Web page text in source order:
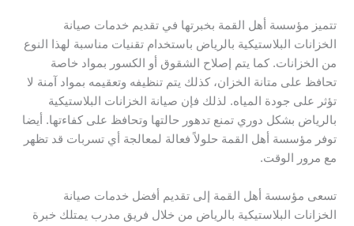
تتميز مؤسسة أهل القمة بخبرتها في تقديم خدمات صيانة
الخزانات البلاستيكية بالرياض باستخدام تقنيات مناسبة لهذا النوع
من الخزانات. كما يتم إصلاح الشقوق أو الكسور بمواد خاصة
تحافظ على متانة الخزان، كذلك يتم تنظيفه وتعقيمه بمواد آمنة لا
تؤثر على جودة المياه. لذلك فإن صيانة الخزانات البلاستيكية
بالرياض بشكل دوري تمنع تدهور حالتها وتحافظ على كفاءتها. أيضا
توفر مؤسسة أهل القمة حلولاً فعالة لمعالجة أي تسربات قد تظهر
مع مرور الوقت.
تسعى مؤسسة أهل القمة إلى تقديم أفضل خدمات صيانة
الخزانات البلاستيكية بالرياض من خلال فريق مدرب يمتلك خبرة